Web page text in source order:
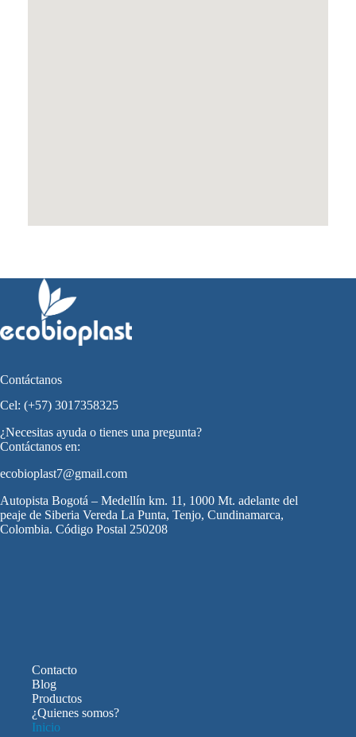
Contáctanos
Cel: (+57) 3017358325
¿Necesitas ayuda o tienes una pregunta?
Contáctanos en:
ecobioplast7@gmail.com
Autopista Bogotá – Medellín km. 11, 1000 Mt. adelante del
peaje de Siberia Vereda La Punta, Tenjo, Cundinamarca,
Colombia. Código Postal 250208
Contacto
Blog
Productos
¿Quienes somos?
Inicio